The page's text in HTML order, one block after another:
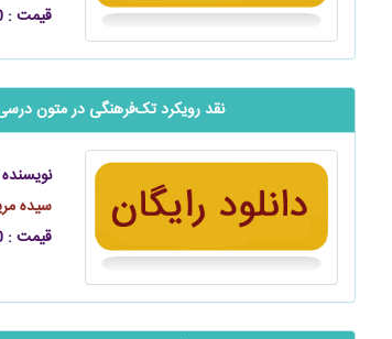
قیمت : 20.000 ریال
نقد رویکرد تک‌فرهنگی در متون
سیده
قیمت : 20.000 ریال